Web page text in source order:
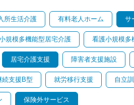
所生活介護 有料老人ホーム サ
規模多機能型居宅介護 看護小規模多
居宅介護支援 障害者支援施設
続支援B型 就労移行支援 自立
保険外サービス